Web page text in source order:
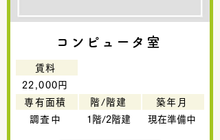
コンピュータ室
築年月
調査中
1階/2階建
22,000円
現在準備中
階/階建
専有面積
賃料